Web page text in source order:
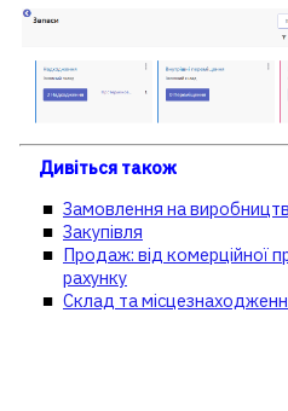
Дивіться також
Замовлення на
Закупівля
Продаж: від комерційної
рахунку
Склад та